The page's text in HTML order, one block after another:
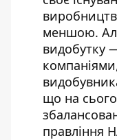
меншою.
видобутку
що на
правління